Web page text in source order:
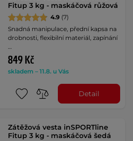
Fitup 3 kg - maskáčová růžová
4.9 (7)
Snadná manipulace, přední kapsa na
drobnosti, flexibilní materiál, zapínání
…
849 Kč
skladem – 11.8. u Vás
Detail
Zátěžová vesta inSPORTline
Fitup 3 kg - maskáčová šedá